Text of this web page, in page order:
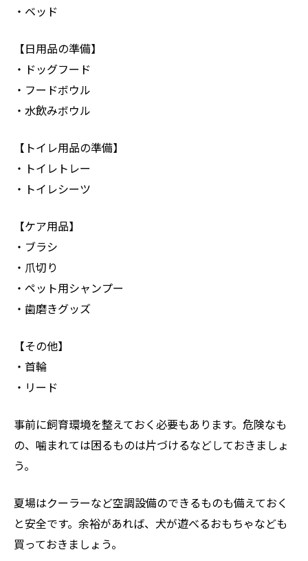
・ベッド
【日用品の準備】
・ドッグフード
・フードボウル
・水飲みボウル
【トイレ用品の準備】
・トイレトレー
・トイレシーツ
【ケア用品】
・ブラシ
・爪切り
・ペット用シャンプー
・歯磨きグッズ
【その他】
・首輪
・リード
事前に飼育環境を整えておく必要もあります。危険なも
の、噛まれては困るものは片づけるなどしておきましょ
う。
夏場はクーラーなど空調設備のできるものも備えておく
と安全です。余裕があれば、犬が遊べるおもちゃなども
買っておきましょう。